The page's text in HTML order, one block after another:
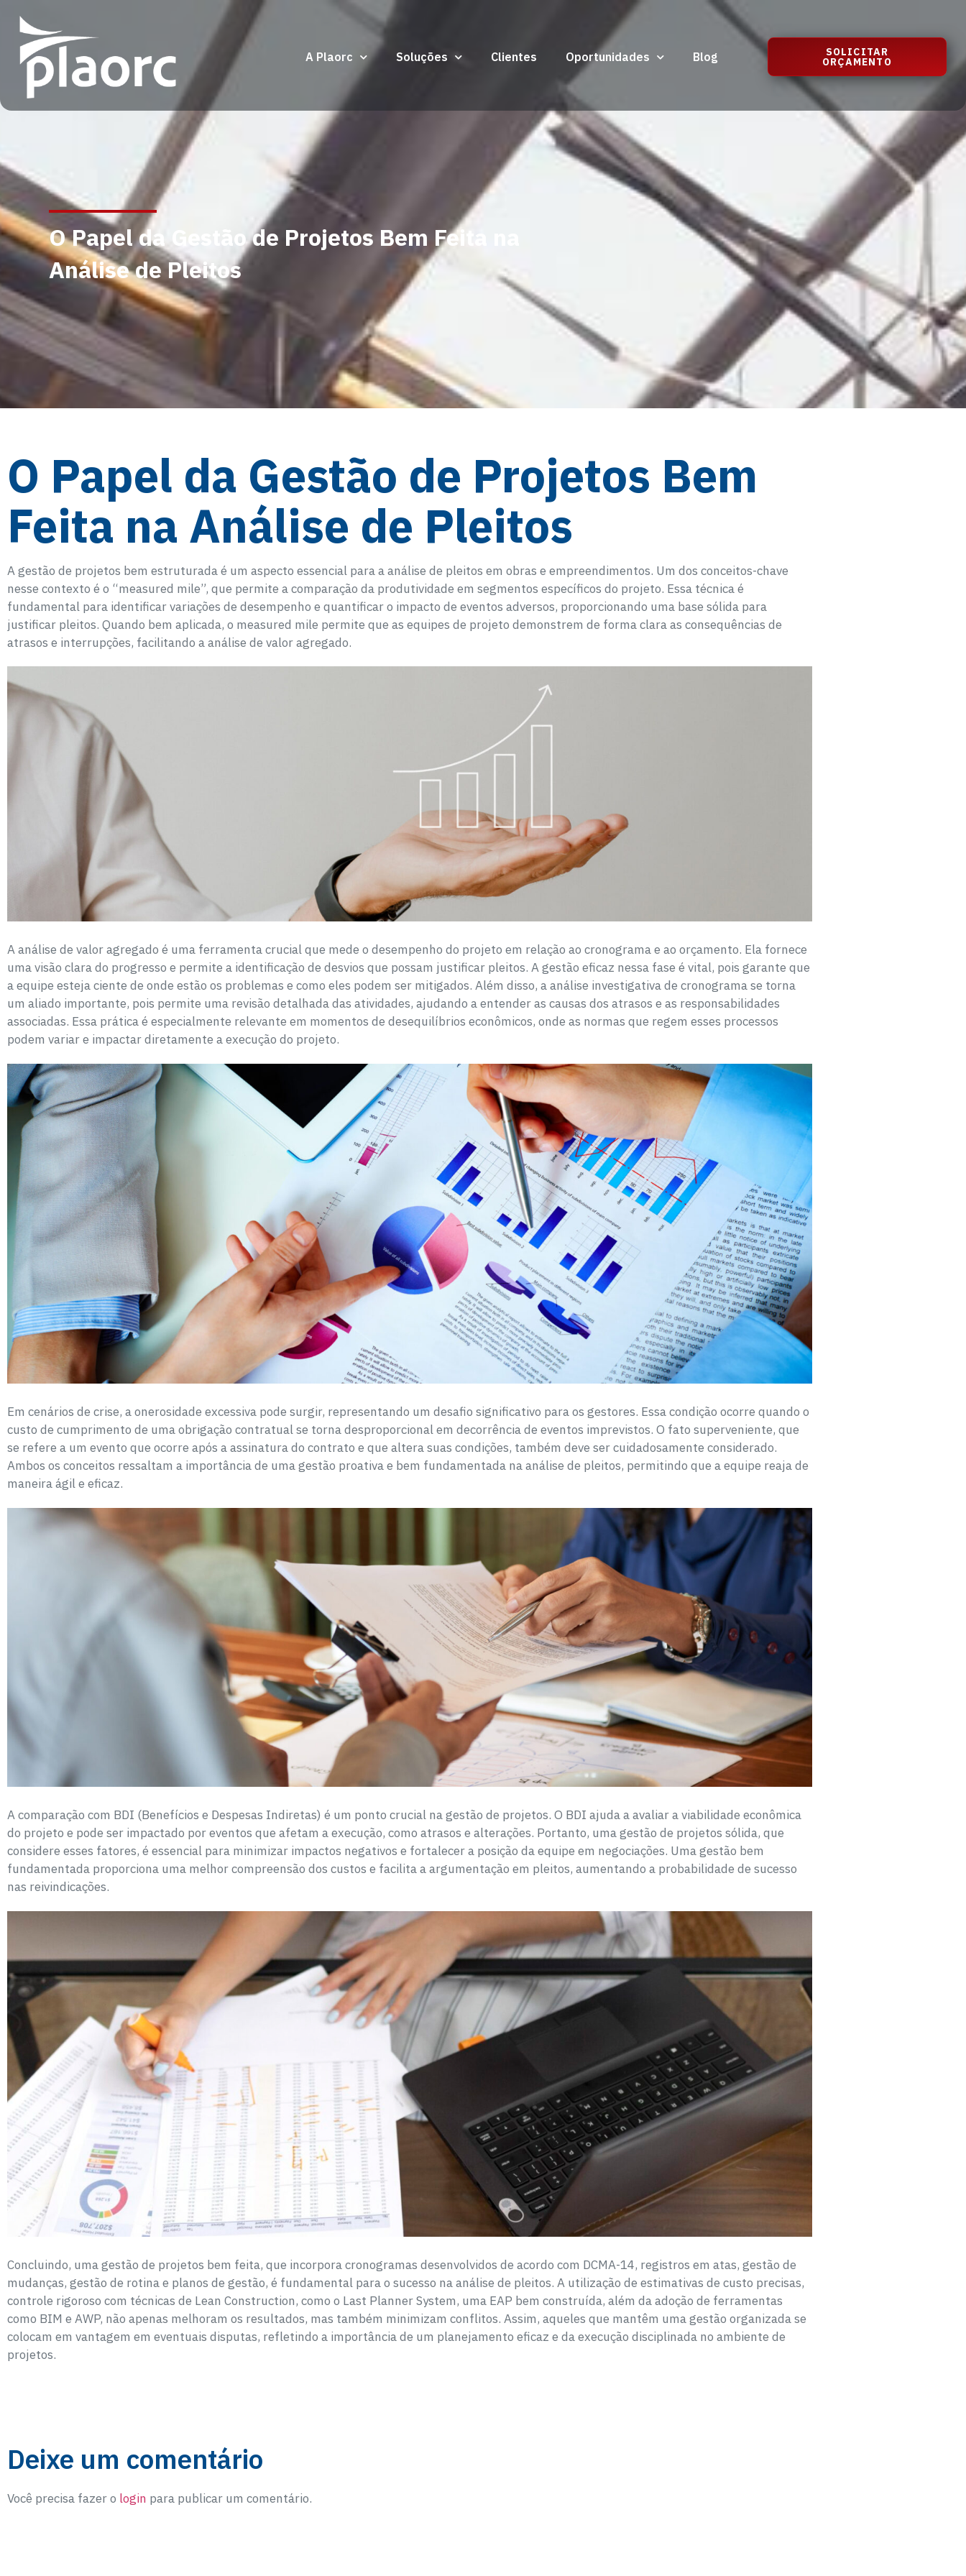
A Plaorc Soluções Clientes Oportunidades Blog SOLICITAR
ORÇAMENTO
O Papel da Gestão de Projetos Bem Feita na
Análise de Pleitos
O Papel da Gestão de Projetos Bem
Feita na Análise de Pleitos
A gestão de projetos bem estruturada é um aspecto essencial para a análise de pleitos em obras e empreendimentos. Um dos conceitos-chave
nesse contexto é o “measured mile”, que permite a comparação da produtividade em segmentos específicos do projeto. Essa técnica é
fundamental para identificar variações de desempenho e quantificar o impacto de eventos adversos, proporcionando uma base sólida para
justificar pleitos. Quando bem aplicada, o measured mile permite que as equipes de projeto demonstrem de forma clara as consequências de
atrasos e interrupções, facilitando a análise de valor agregado.
A análise de valor agregado é uma ferramenta crucial que mede o desempenho do projeto em relação ao cronograma e ao orçamento. Ela fornece
uma visão clara do progresso e permite a identificação de desvios que possam justificar pleitos. A gestão eficaz nessa fase é vital, pois garante que
a equipe esteja ciente de onde estão os problemas e como eles podem ser mitigados. Além disso, a análise investigativa de cronograma se torna
um aliado importante, pois permite uma revisão detalhada das atividades, ajudando a entender as causas dos atrasos e as responsabilidades
associadas. Essa prática é especialmente relevante em momentos de desequilíbrios econômicos, onde as normas que regem esses processos
podem variar e impactar diretamente a execução do projeto.
Em cenários de crise, a onerosidade excessiva pode surgir, representando um desafio significativo para os gestores. Essa condição ocorre quando o
custo de cumprimento de uma obrigação contratual se torna desproporcional em decorrência de eventos imprevistos. O fato superveniente, que
se refere a um evento que ocorre após a assinatura do contrato e que altera suas condições, também deve ser cuidadosamente considerado.
Ambos os conceitos ressaltam a importância de uma gestão proativa e bem fundamentada na análise de pleitos, permitindo que a equipe reaja de
maneira ágil e eficaz.
A comparação com BDI (Benefícios e Despesas Indiretas) é um ponto crucial na gestão de projetos. O BDI ajuda a avaliar a viabilidade econômica
do projeto e pode ser impactado por eventos que afetam a execução, como atrasos e alterações. Portanto, uma gestão de projetos sólida, que
considere esses fatores, é essencial para minimizar impactos negativos e fortalecer a posição da equipe em negociações. Uma gestão bem
fundamentada proporciona uma melhor compreensão dos custos e facilita a argumentação em pleitos, aumentando a probabilidade de sucesso
nas reivindicações.
Concluindo, uma gestão de projetos bem feita, que incorpora cronogramas desenvolvidos de acordo com DCMA-14, registros em atas, gestão de
mudanças, gestão de rotina e planos de gestão, é fundamental para o sucesso na análise de pleitos. A utilização de estimativas de custo precisas,
controle rigoroso com técnicas de Lean Construction, como o Last Planner System, uma EAP bem construída, além da adoção de ferramentas
como BIM e AWP, não apenas melhoram os resultados, mas também minimizam conflitos. Assim, aqueles que mantêm uma gestão organizada se
colocam em vantagem em eventuais disputas, refletindo a importância de um planejamento eficaz e da execução disciplinada no ambiente de
projetos.
Deixe um comentário
Você precisa fazer o login para publicar um comentário.